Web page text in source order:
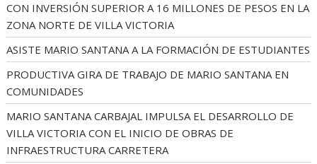
CON INVERSIÓN SUPERIOR A 16 MILLONES DE PESOS EN LA
ZONA NORTE DE VILLA VICTORIA
ASISTE MARIO SANTANA A LA FORMACIÓN DE ESTUDIANTES
PRODUCTIVA GIRA DE TRABAJO DE MARIO SANTANA EN
COMUNIDADES
MARIO SANTANA CARBAJAL IMPULSA EL DESARROLLO DE
VILLA VICTORIA CON EL INICIO DE OBRAS DE
INFRAESTRUCTURA CARRETERA